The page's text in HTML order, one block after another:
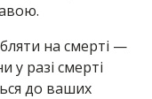
на смерті —
у разі смерті
до ваших